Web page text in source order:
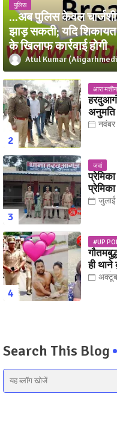
पुलिस
...अब पुलिस केवल
झाड़ सकती; यदि शिकायत
के खिलाफ कार्रवाई होगी
Atul Kumar
आरा मशीन
अनुमति
जवां
#UP
ही
पत्नी नें
Search This Blog